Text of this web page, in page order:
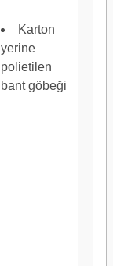
Karton
yerine
polietilen
bant göbeği